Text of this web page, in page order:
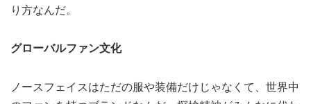
り方なんだ。
グローバルファン文化
ノースフェイスはただの服や装備だけじゃなくて、世界中